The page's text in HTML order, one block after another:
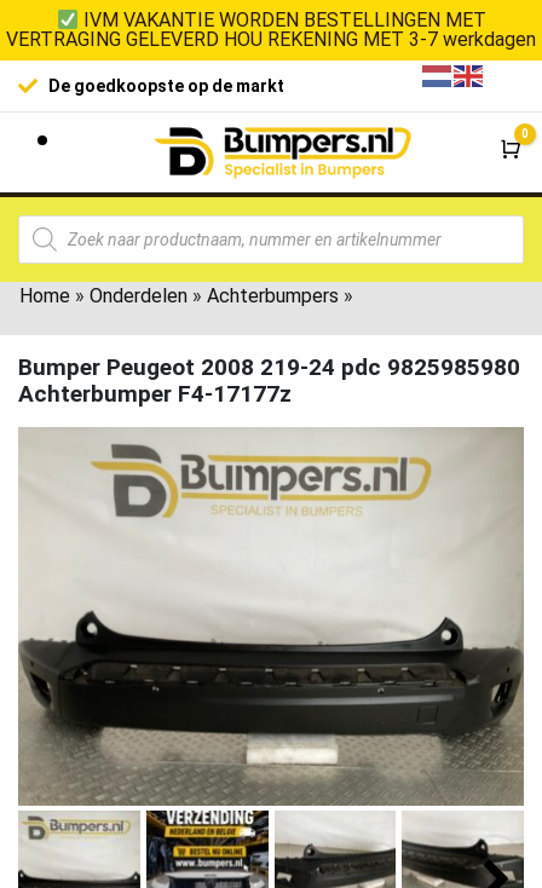
IVM VAKANTIE WORDEN BESTELLINGEN MET
VERTRAGING GELEVERD HOU REKENING MET 3-7 werkdagen
100% klanttevredenheid
0
Home » Onderdelen » Achterbumpers »
Bumper Peugeot 2008 219-24 pdc 9825985980
Achterbumper F4-17177z